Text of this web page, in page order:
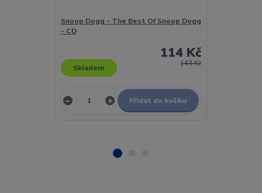
Snoop Dogg - The Best Of Snoop Dogg
- CD
143 Kč
114 Kč
Skladem
Přidat do košíku